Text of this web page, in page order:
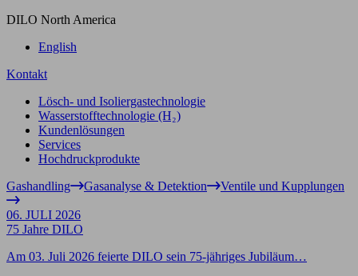
DILO North America
English
Kontakt
Lösch- und Isoliergastechnologie
Wasserstofftechnologie (H₂)
Kundenlösungen
Services
Hochdruckprodukte
Gashandling
Gasanalyse & Detektion Ventile und Kupplungen
06. JULI 2026
75 Jahre DILO
Am 03. Juli 2026 feierte DILO sein 75-jähriges Jubiläum…